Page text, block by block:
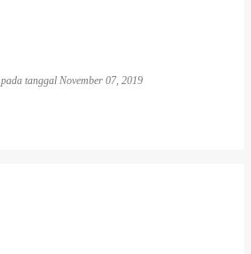
pada tanggal November 07, 2019